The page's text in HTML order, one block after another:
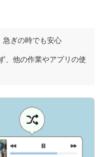
急ぎの時でも安心
、他の作業やアプリの使